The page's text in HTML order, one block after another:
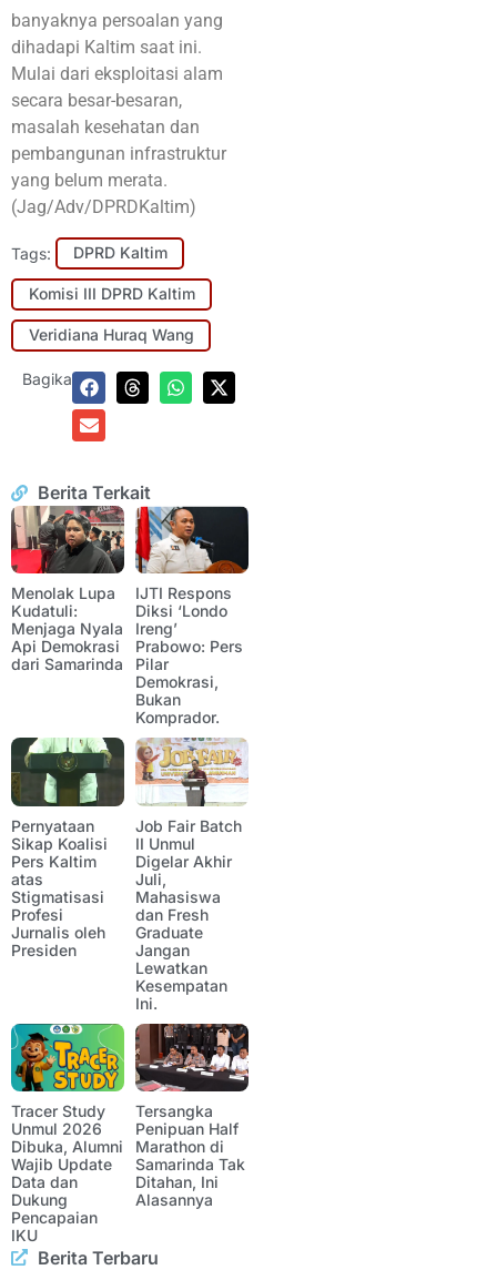
banyaknya persoalan yang
dihadapi Kaltim saat ini.
Mulai dari eksploitasi alam
secara besar-besaran,
masalah kesehatan dan
pembangunan infrastruktur
yang belum merata.
(Jag/Adv/DPRDKaltim)
Tags: DPRD Kaltim
Komisi III DPRD Kaltim
Veridiana Huraq Wang
Bagikan:
Berita Terkait
Menolak Lupa
Kudatuli:
Menjaga Nyala
Api Demokrasi
dari Samarinda
IJTI Respons
Diksi ‘Londo
Ireng’
Prabowo: Pers
Pilar
Demokrasi,
Bukan
Komprador.
Pernyataan
Sikap Koalisi
Pers Kaltim
atas
Stigmatisasi
Profesi
Jurnalis oleh
Presiden
Job Fair Batch
II Unmul
Digelar Akhir
Juli,
Mahasiswa
dan Fresh
Graduate
Jangan
Lewatkan
Kesempatan
Ini.
Tracer Study
Unmul 2026
Dibuka, Alumni
Wajib Update
Data dan
Dukung
Pencapaian
IKU
Tersangka
Penipuan Half
Marathon di
Samarinda Tak
Ditahan, Ini
Alasannya
Berita Terbaru